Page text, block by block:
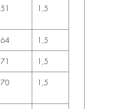
51 1,5
64 1,5
71 1,5
70 1,5